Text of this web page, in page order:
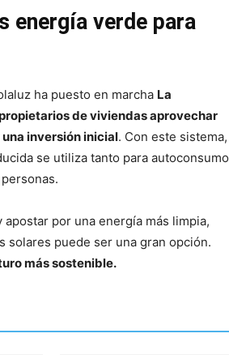
energía verde para
ha puesto en marcha La
de viviendas aprovechar
inversión inicial. Con este sistema,
se utiliza tanto para autoconsumo
por una energía más limpia,
solares puede ser una gran opción.
más sostenible.